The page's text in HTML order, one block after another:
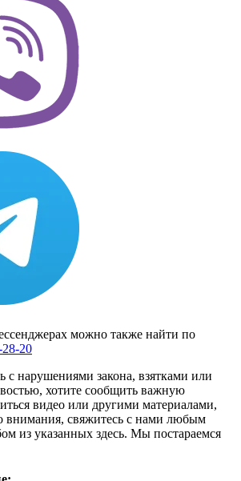
можно также найти по
20
с нарушениями закона, взятками или
хотите сообщить важную
видео или другими материалами,
свяжитесь с нами любым
из указанных здесь. Мы постараемся